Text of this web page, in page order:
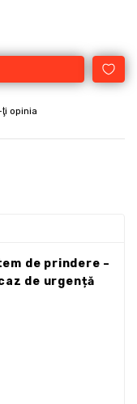
opinia
de prindere –
de urgență